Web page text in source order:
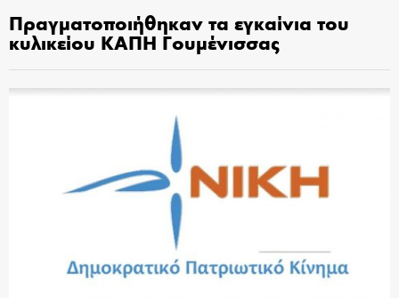
Πραγματοποιήθηκαν τα εγκαίνια του
κυλικείου ΚΑΠΗ Γουμένισσας